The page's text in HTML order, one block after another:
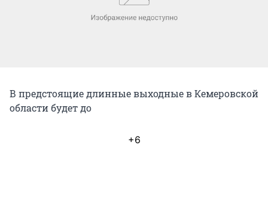
В предстоящие длинные выходные в Кемеровской
области будет до
+6